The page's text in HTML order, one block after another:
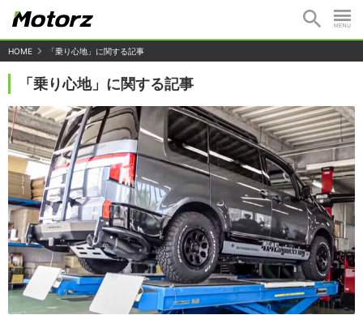
HOME 「乗り心地」に関する記事
「乗り心地」に関する記事